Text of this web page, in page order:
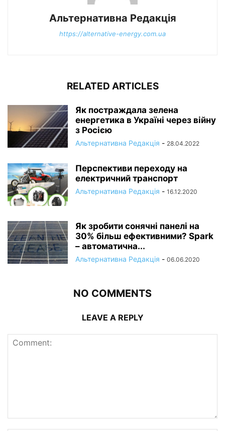
Альтернативна Редакція
https://alternative-energy.com.ua
RELATED ARTICLES
Як постраждала зелена
енергетика в Україні через війну
з Росією
Альтернативна Редакція - 28.04.2022
Перспективи переходу на
електричний транспорт
Альтернативна Редакція - 16.12.2020
Як зробити сонячні панелі на
30% більш ефективними? Spark
– автоматична...
Альтернативна Редакція - 06.06.2020
NO COMMENTS
LEAVE A REPLY